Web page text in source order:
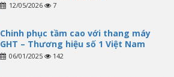
12/05/2026 7
Chinh phục tầm cao với thang máy
GHT – Thương hiệu số 1 Việt Nam
06/01/2025 142